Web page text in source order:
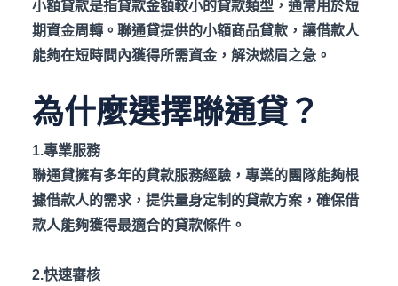
小額貸款是指貸款金額較小的貸款類型，通常用於短
期資金周轉。聯通貸提供的小額商品貸款，讓借款人
能夠在短時間內獲得所需資金，解決燃眉之急。
為什麼選擇聯通貸？
1.專業服務
聯通貸擁有多年的貸款服務經驗，專業的團隊能夠根
據借款人的需求，提供量身定制的貸款方案，確保借
款人能夠獲得最適合的貸款條件。
2.快速審核